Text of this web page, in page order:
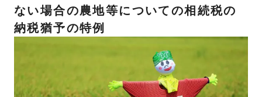
ない場合の農地等についての相続税の
納税猶予の特例